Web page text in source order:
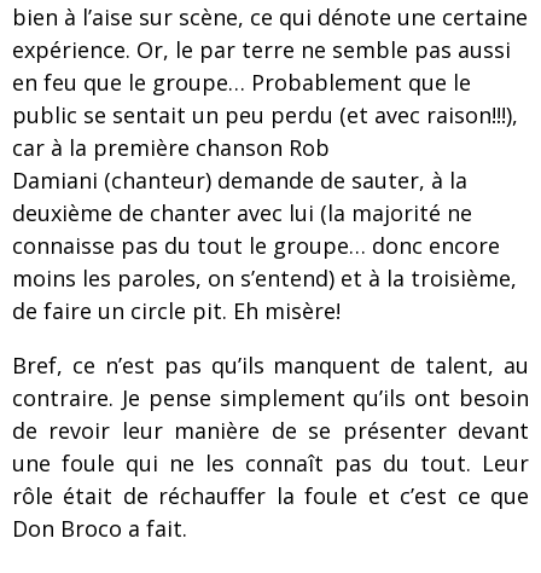
bien à l’aise sur scène, ce qui dénote une certaine
expérience. Or, le par terre ne semble pas aussi
en feu que le groupe… Probablement que le
public se sentait un peu perdu (et avec raison!!!),
car à la première chanson Rob
Damiani (chanteur) demande de sauter, à la
deuxième de chanter avec lui (la majorité ne
connaisse pas du tout le groupe… donc encore
moins les paroles, on s’entend) et à la troisième,
de faire un circle pit. Eh misère!
Bref, ce n’est pas qu’ils manquent de talent, au
contraire. Je pense simplement qu’ils ont besoin
de revoir leur manière de se présenter devant
une foule qui ne les connaît pas du tout. Leur
rôle était de réchauffer la foule et c’est ce que
Don Broco a fait.